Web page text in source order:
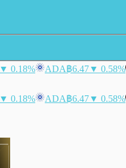
▼ 0.18% ADA฿6.47▼ 0.58%
▼ 0.18% ADA฿6.47▼ 0.58%